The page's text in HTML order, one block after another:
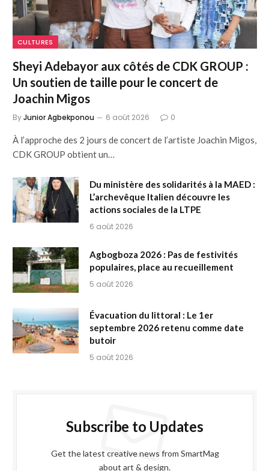
CULTURES
Sheyi Adebayor aux côtés de CDK GROUP :
Un soutien de taille pour le concert de
Joachin Migos
ByJunior Agbekponou 6 août 2026 0
À l’approche des 2 jours de concert de l’artiste Joachin Migos,
CDK GROUP obtient un…
Du ministère des solidarités à la MAED :
L’archevêque Italien découvre les
actions sociales de la LTPE
6 août 2026
Agbogboza 2026 : Pas de festivités
populaires, place au recueillement
5 août 2026
Évacuation du littoral : Le 1er
septembre 2026 retenu comme date
butoir
5 août 2026
Subscribe to Updates
Get the latest creative news from SmartMag
about art & design.